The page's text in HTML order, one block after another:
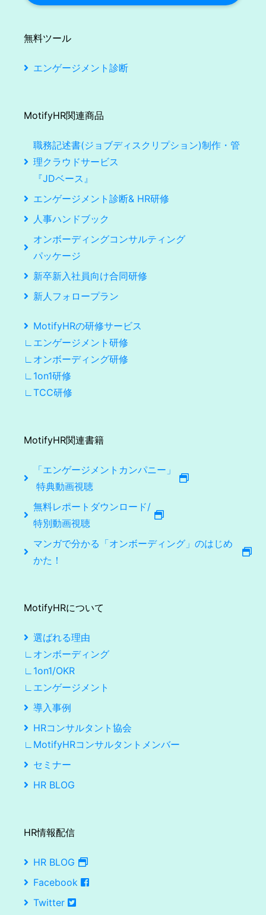
無料ツール
エンゲージメント診断
MotifyHR関連商品
職務記述書(ジョブディスクリプション)制作・管
理クラウドサービス
『JDベース』
エンゲージメント診断& HR研修
人事ハンドブック
オンボーディングコンサルティング
パッケージ
新卒新入社員向け合同研修
新人フォロープラン
MotifyHRの研修サービス
∟エンゲージメント研修
∟オンボーディング研修
∟1on1研修
∟TCC研修
MotifyHR関連書籍
「エンゲージメントカンパニー」
特典動画視聴
無料レポートダウンロード/
特別動画視聴
マンガで分かる「オンボーディング」のはじめ
かた！
MotifyHRについて
選ばれる理由
∟オンボーディング
∟1on1/OKR
∟エンゲージメント
導入事例
HRコンサルタント協会
∟MotifyHRコンサルタントメンバー
セミナー
HR BLOG
HR情報配信
HR BLOG
Facebook
Twitter